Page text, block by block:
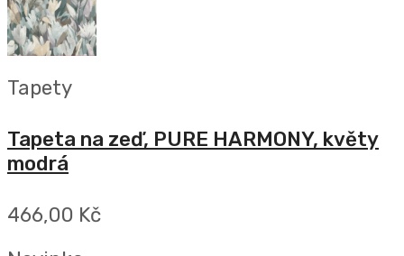
Tapety
Tapeta na zeď, PURE HARMONY, květy
modrá
466,00 Kč